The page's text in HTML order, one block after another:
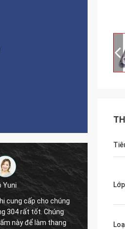
Diego Nemer
The quality of the pipes is very
nice seamless pipes!